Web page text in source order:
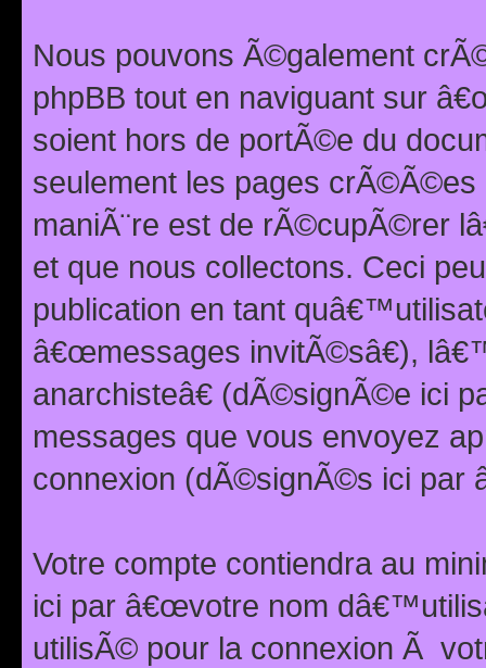
Nous pouvons Ã©galement
phpBB tout en naviguant sur
soient hors de portÃ©e du
seulement les pages
maniÃ¨re est de rÃ©cupÃ©rer
et que nous collectons. Ceci
publication en tant
â€œmessages invitÃ©sâ€),
anarchisteâ€ (dÃ©signÃ©e ici
messages que vous envoyez
connexion (dÃ©signÃ©s ici par
Votre compte contiendra au
ici par â€œvotre nom
utilisÃ© pour la connexion Ã